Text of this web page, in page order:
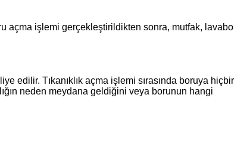
açma işlemi gerçekleştirildikten sonra, mutfak, lavabo
edilir. Tıkanıklık açma işlemi sırasında boruya hiçbir
neden meydana geldiğini veya borunun hangi